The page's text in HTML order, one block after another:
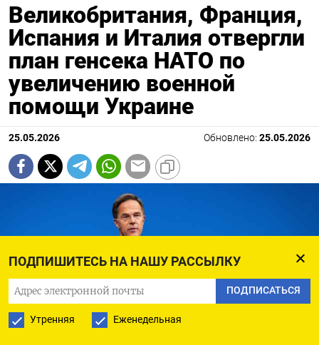
ПОДПИШИТЕСЬ НА НАШУ РАССЫЛКУ
ПОДПИСАТЬСЯ
Утренняя Еженедельная
Великобритания, Франция,
Испания и Италия отвергли
план генсека НАТО по
увеличению военной
помощи Украине
25.05.2026 Обновлено: 25.05.2026